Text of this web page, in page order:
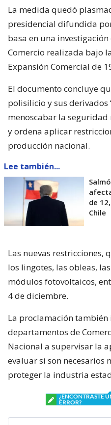
La medida quedó
presidencial difundida
basa en una
Comercio realizada bajo
Expansión Comercial de
El documento concluye
polisilicio y sus derivados
menoscabar la seguridad
y ordena aplicar
producción nacional.
Lee también...
de
Chile
Las nuevas restricciones,
los lingotes, las obleas,
módulos fotovoltaicos,
4 de diciembre.
La proclamación también
departamentos de
Nacional a supervisar la
evaluar si son necesarios
proteger la industria
¿ENCONTRASTE
ERROR?